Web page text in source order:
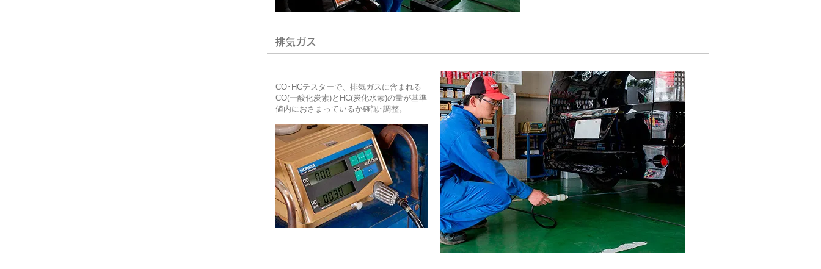
排気ガス
CO･HCテスターで、排気ガスに含まれる
CO(一酸化炭素)とHC(炭化水素)の量が基準
値内におさまっているか確認･調整。